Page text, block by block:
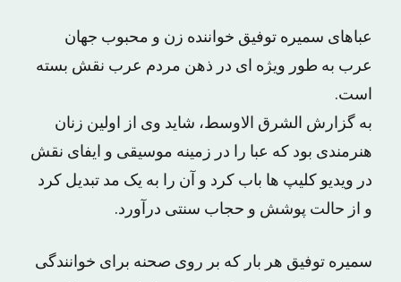
عباهای سمیره توفیق خواننده زن و محبوب جهان
عرب به طور ویژه ای در ذهن مردم عرب نقش بسته
است.
به گزارش الشرق الاوسط، شاید وی از اولین زنان
هنرمندی بود که عبا را در زمینه موسیقی و ایفای نقش
در ویدیو کلیپ ها باب کرد و آن را به یک مد تبدیل کرد
و از حالت پوشش و حجاب سنتی درآورد.
سمیره توفیق هر بار که بر روی صحنه برای خوانندگی